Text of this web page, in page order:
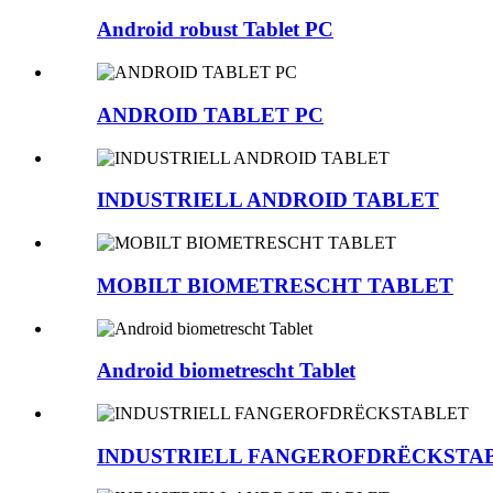
Android robust Tablet PC
ANDROID TABLET PC
INDUSTRIELL ANDROID TABLET
MOBILT BIOMETRESCHT TABLET
Android biometrescht Tablet
INDUSTRIELL